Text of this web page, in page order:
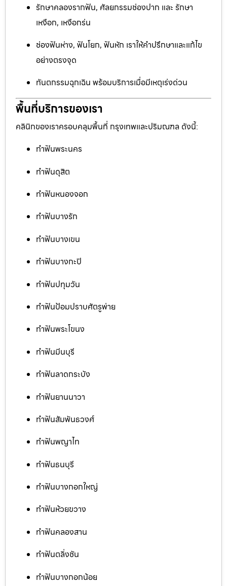
รักษาคลองรากฟัน, ศัลยกรรมช่องปาก และ รักษา
เหงือก, เหงือกร่น
ช่องฟันห่าง, ฟันโยก, ฟันหัก เราให้คำปรึกษาและแก้ไข
อย่างตรงจุด
ทันตกรรมฉุกเฉิน พร้อมบริการเมื่อมีเหตุเร่งด่วน
พื้นที่บริการของเรา
คลินิกของเราครอบคลุมพื้นที่ กรุงเทพและปริมณฑล ดังนี้:
ทำฟันพระนคร
ทำฟันดุสิต
ทำฟันหนองจอก
ทำฟันบางรัก
ทำฟันบางเขน
ทำฟันบางกะปิ
ทำฟันปทุมวัน
ทำฟันป้อมปราบศัตรูพ่าย
ทำฟันพระโขนง
ทำฟันมีนบุรี
ทำฟันลาดกระบัง
ทำฟันยานนาวา
ทำฟันสัมพันธวงศ์
ทำฟันพญาไท
ทำฟันธนบุรี
ทำฟันบางกอกใหญ่
ทำฟันห้วยขวาง
ทำฟันคลองสาน
ทำฟันตลิ่งชัน
ทำฟันบางกอกน้อย